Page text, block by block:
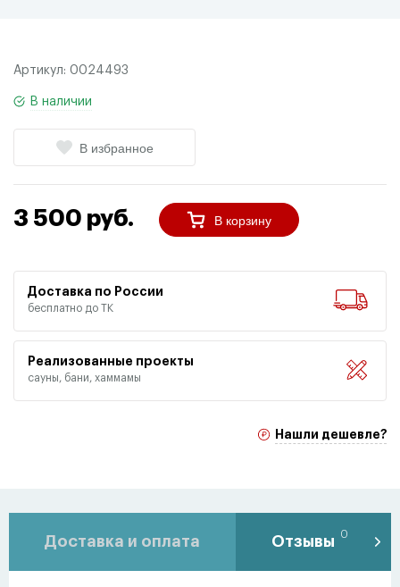
Артикул: 0024493
В наличии
В избранное
3 500 руб. В корзину
Доставка по России
бесплатно до ТК
Реализованные проекты
сауны, бани, хаммамы
Нашли дешевле?
Доставка и оплата Отзывы 0